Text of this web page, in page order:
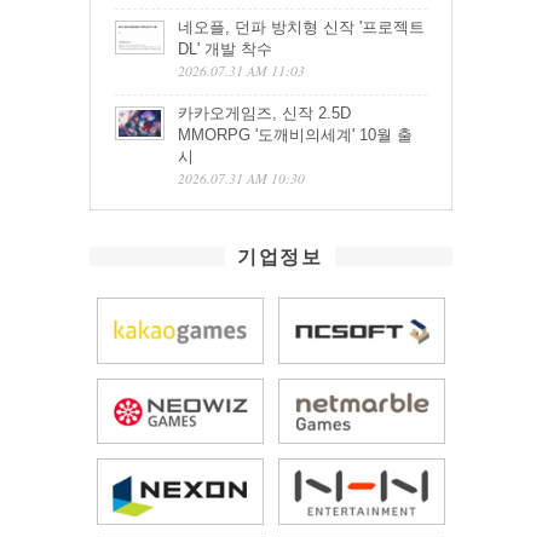
네오플, 던파 방치형 신작 '프로젝트
DL' 개발 착수
2026.07.31 AM 11:03
카카오게임즈, 신작 2.5D
MMORPG '도깨비의세계' 10월 출
시
2026.07.31 AM 10:30
기업정보